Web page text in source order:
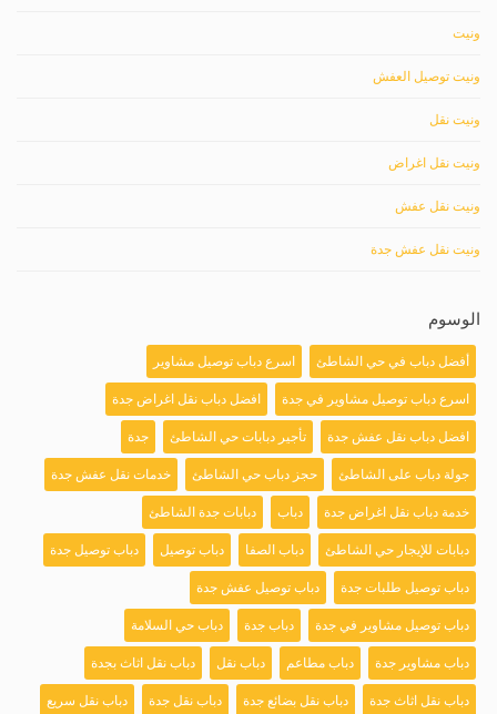
ونيت
ونيت توصيل العفش
ونيت نقل
ونيت نقل اغراض
ونيت نقل عفش
ونيت نقل عفش جدة
الوسوم
أفضل دباب في حي الشاطئ اسرع دباب توصيل مشاوير
اسرع دباب توصيل مشاوير في جدة افضل دباب نقل اغراض جدة
افضل دباب نقل عفش جدة تأجير دبابات حي الشاطئ جدة
جولة دباب على الشاطئ حجز دباب حي الشاطئ خدمات نقل عفش جدة
خدمة دباب نقل اغراض جدة دباب دبابات جدة الشاطئ
دبابات للإيجار حي الشاطئ دباب الصفا دباب توصيل دباب توصيل جدة
دباب توصيل طلبات جدة دباب توصيل عفش جدة
دباب توصيل مشاوير في جدة دباب جدة دباب حي السلامة
دباب مشاوير جدة دباب مطاعم دباب نقل دباب نقل اثاث بجدة
دباب نقل اثاث جدة دباب نقل بضائع جدة دباب نقل جدة دباب نقل سريع